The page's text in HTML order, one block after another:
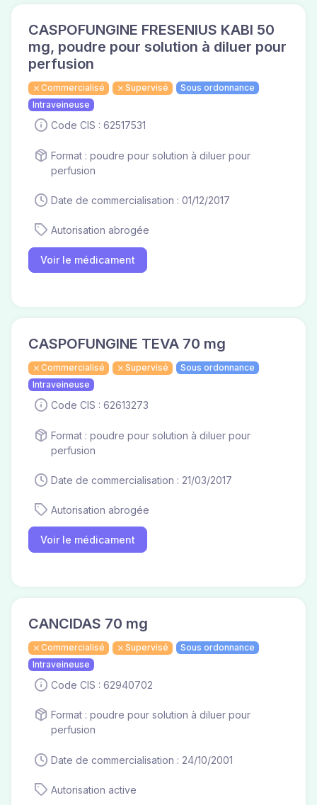
CASPOFUNGINE FRESENIUS KABI 50
mg, poudre pour solution à diluer pour
perfusion
Commercialisé Supervisé
Sous ordonnance
Intraveineuse
Code CIS : 62517531
Format : poudre pour solution à diluer pour
perfusion
Date de commercialisation : 01/12/2017
Autorisation abrogée
Voir le médicament
CASPOFUNGINE TEVA 70 mg
Commercialisé Supervisé
Sous ordonnance
Intraveineuse
Code CIS : 62613273
Format : poudre pour solution à diluer pour
perfusion
Date de commercialisation : 21/03/2017
Autorisation abrogée
Voir le médicament
CANCIDAS 70 mg
Commercialisé Supervisé
Sous ordonnance
Intraveineuse
Code CIS : 62940702
Format : poudre pour solution à diluer pour
perfusion
Date de commercialisation : 24/10/2001
Autorisation active